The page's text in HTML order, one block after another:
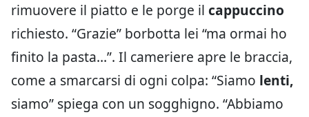
rimuovere il piatto e le porge il cappuccino
richiesto. “Grazie” borbotta lei “ma ormai ho
finito la pasta…”. Il cameriere apre le braccia,
come a smarcarsi di ogni colpa: “Siamo lenti,
siamo” spiega con un sogghigno. “Abbiamo